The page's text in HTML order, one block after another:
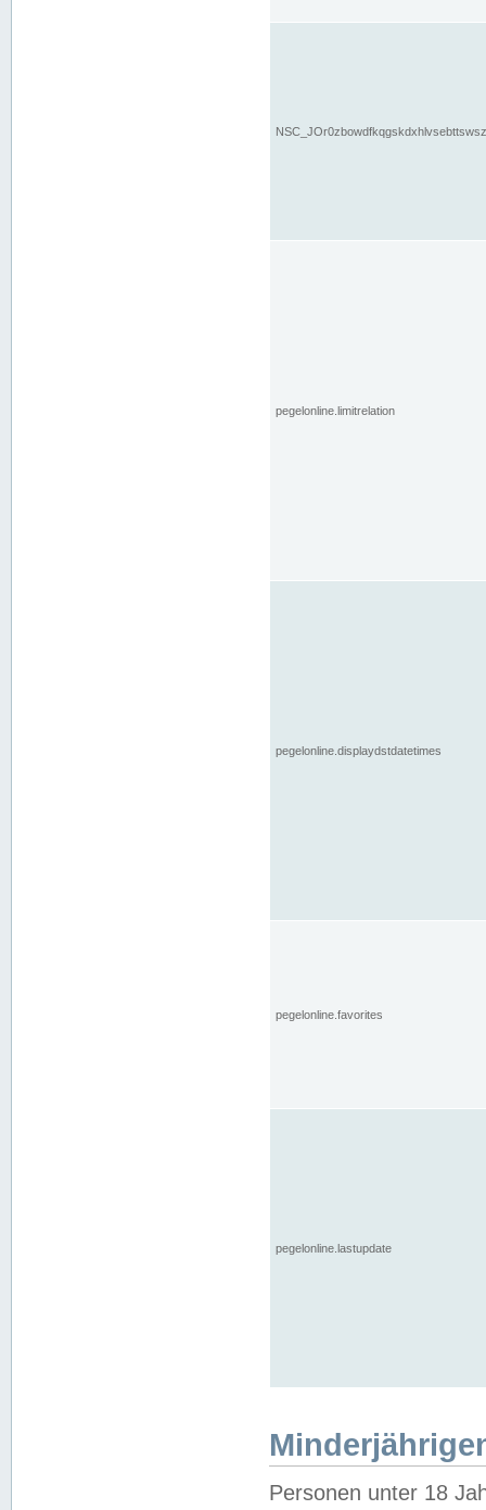
pegelonline.limitrelation
pegelonline.displaydstdatetimes
pegelonline.favorites
pegelonline.lastupdate
Personen unter 18